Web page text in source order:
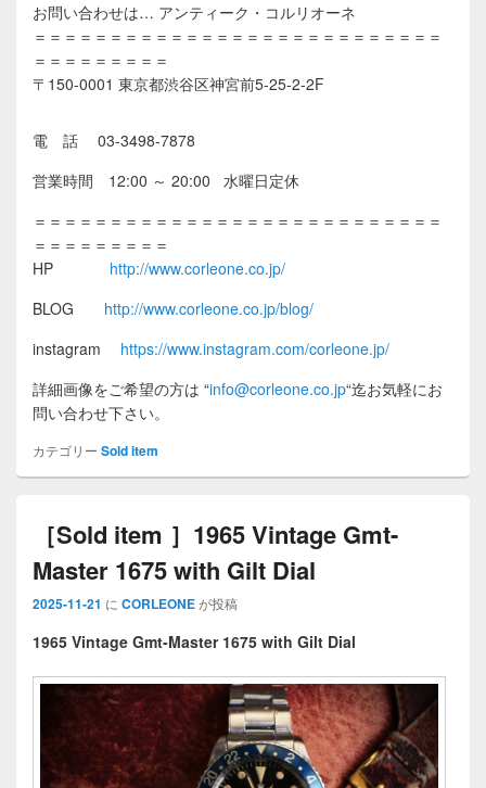
お問い合わせは… アンティーク・コルリオーネ
＝＝＝＝＝＝＝＝＝＝＝＝＝＝＝＝＝＝＝＝＝＝＝＝＝＝＝
＝＝＝＝＝＝＝＝＝
〒150-0001 東京都渋谷区神宮前5-25-2-2F
電 話 03-3498-7878
営業時間 12:00 ～ 20:00 水曜日定休
＝＝＝＝＝＝＝＝＝＝＝＝＝＝＝＝＝＝＝＝＝＝＝＝＝＝＝
＝＝＝＝＝＝＝＝＝
HP
http://www.corleone.co.jp/
BLOG http://www.corleone.co.jp/blog/
instagram https://www.instagram.com/corleone.jp/
詳細画像をご希望の方は “info@corleone.co.jp“迄お気軽にお
問い合わせ下さい。
カテゴリー Sold item
［Sold item ］1965 Vintage Gmt-
Master 1675 with Gilt Dial
2025-11-21 に CORLEONEが投稿
1965 Vintage Gmt-Master 1675 with Gilt Dial